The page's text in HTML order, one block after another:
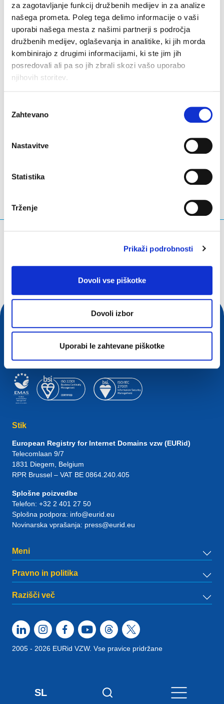
za zagotavljanje funkcij družbenih medijev in za analize
našega prometa. Poleg tega delimo informacije o vaši
uporabi našega mesta z našimi partnerji s področja
družbenih medijev, oglaševanja in analitike, ki jih morda
kombinirajo z drugimi informacijami, ki ste jim jih
posredovali ali pa so jih zbrali skozi vašo uporabo
njihovih storitev.
soglasja
Zahtevano
Nastavitve
Statistika
Trženje
Prikaži podrobnosti
Dovoli vse piškotke
Dovoli izbor
Uporabi le zahtevane piškotke
SL
nominees and their supporters.
Please save the date for4 Septemberwhen we will
unveil the 15 finalists who received the most votes.
The grand finale of the 2023 .eu Web Awards will take
place on
deli prek
Stik
European Registry for Internet Domains vzw (EURid)
Telecomlaan 9/7
1831 Diegem , Belgium
RPR Brussel – VAT BE 0864.240.405
Splošne poizvedbe
Telefon: +32 2 401 27 50
Splošna podpora: info@eurid.eu
Novinarska vprašanja: press@eurid.eu
Meni
Pravno in politika
Razišči več
2005 - 2026 EURid VZW. Vse pravice pridržane